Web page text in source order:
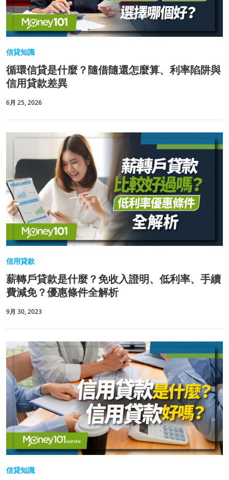
信貸知識
循環信貸是什麼？隨借隨還怎麼算、利率陷阱與
信用貸款差異
6月 25, 2026
信用貸款
薪轉戶貸款是什麼？免收入證明、低利率、手續
費減免？優惠條件全解析
9月 30, 2023
信貸知識